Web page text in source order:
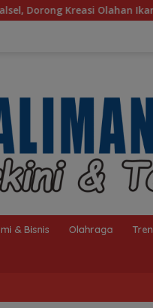
Hingga Tingkat Nasional
& Bisnis Olahraga